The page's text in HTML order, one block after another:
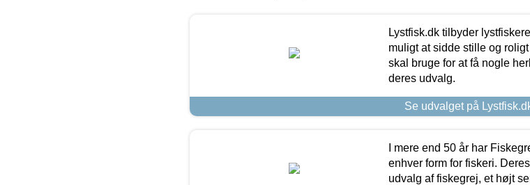
Lystfisk.dk tilbyder
muligt at sidde stille og
skal bruge for at få nogle
deres udvalg.
Se udvalget på
I mere end 50 år har
enhver form for fiskeri.
udvalg af fiskegrej, et højt